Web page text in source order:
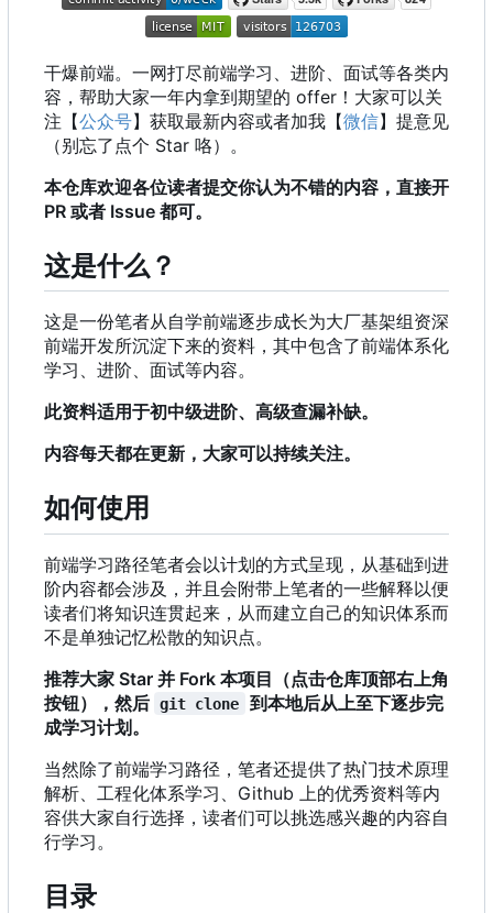
干爆前端。一网打尽前端学习、进阶、面试等各类内
容，帮助大家一年内拿到期望的 offer ！ 大家可以关
注【公众号】获取最新内容或者加我【微信】提意见
（别忘了点个 Star 咯）。
本仓库欢迎各位读者提交你认为不错的内容，直接开
PR 或者 Issue 都可。
这是什么？
这是一份笔者从自学前端逐步成长为大厂基架组资深
前端开发所沉淀下来的资料，其中包含了前端体系化
学习、进阶、面试等内容。
此资料适用于初中级进阶、高级查漏补缺。
内容每天都在更新，大家可以持续关注。
如何使用
前端学习路径笔者会以计划的方式呈现，从基础到进
阶内容都会涉及，并且会附带上笔者的一些解释以便
读者们将知识连贯起来，从而建立自己的知识体系而
不是单独记忆松散的知识点。
推荐大家 Star 并 Fork 本项目（点击仓库顶部右上角
按钮），然后 git clone
到本地后从上至下逐步完
成学习计划。
当然除了前端学习路径 ， 笔者还提供了热门技术原理
解析、工程化体系学习、Github 上的优秀资料等内
容供大家自行选择，读者们可以挑选感兴趣的内容自
行学习。
目录